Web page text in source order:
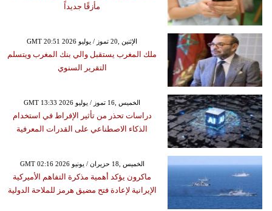
مأزقًا جديداً
GMT 20:51 2026 الإثنين ,20 تموز / يوليو
ملك المغرب يستقبل والي بنك المغرب ويتسلم
التقرير السنوي
GMT 13:33 2026 الخميس ,16 تموز / يوليو
دراسات تحذر من تأثير الإفراط في استخدام
الذكاء الاصطناعي على القدرات المعرفية
GMT 02:16 2026 الخميس ,18 حزيران / يونيو
ماكرون يؤكد أهمية مذكرة التفاهم الأميركية
الإيرانية لإعادة فتح مضيق هرمز للملاحة الدولية